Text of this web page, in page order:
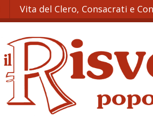
Vita del Clero, Consacrati e